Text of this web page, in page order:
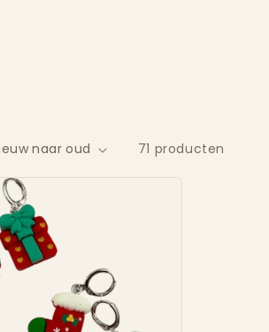
71 producten